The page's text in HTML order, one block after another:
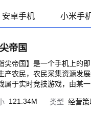
安卓手机 小米手
帝国
指尖帝国】是一个手机上的
产农民，农民采集资源发
属于实时竞技游戏，由某
可以手动控制，自由度非常
121.34M 类型 经营策